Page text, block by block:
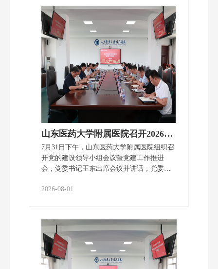
质管办等相关工作人员及神经内科全体医护
人员参加会议。 石斗飞强调，各科室要以典
型病例复盘为契机，压实全员质量责任，抓
实常态化质控管理；要严格对标三甲复审各
项质控指标，逐条整改、逐项落实；要持续
做强卒中中心特色，常态化开展质量分析与
典型病例复盘，优化救治流程、提升救治质
量，筑牢医疗质量安全防线。 会议针对省质
控中心病历专项抽检反馈的1例病历开展全员
复盘，明确了在疾病规范诊疗、核心制度落
地、病历书写质量等方面的薄弱环节及整改
实医疗质量安全核心制度，规范病历书写，
做到所有质控指标达标、所有……
山东医药大学附属医院召开2026年党的建设领导小组会议暨党建工作推进会
7月31日下午，山东医药大学附属医院组织召
开党的建设领导小组会议暨党建工作推进
会，党委书记王东出席会议并讲话，党委副
委班子成员、党务群团部门负责人、党总支
入推进树立和践行正确政绩观学习教育，做
好下半年党建工作提出了具体要求。他强
调，一要深学细悟笃行，推动学习教育走深
走实。要持续落实树立和践行正确政绩观学
习教育“立党为公、为民造福、科学决策、真
2026-08-01